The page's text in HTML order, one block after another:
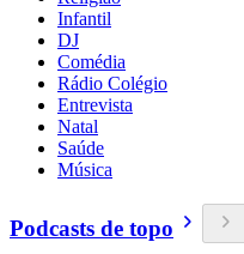
Infantil
DJ
Comédia
Rádio Colégio
Entrevista
Natal
Saúde
Música
Podcasts de topo